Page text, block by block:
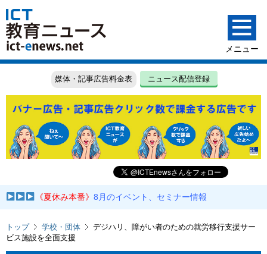
媒体・記事広告料金表 ニュース配信登録
《夏休み本番》8月のイベント、セミナー情報
トップ 学校・団体
デジハリ、障がい者のための就労移行支援サー
ビス施設を全面支援